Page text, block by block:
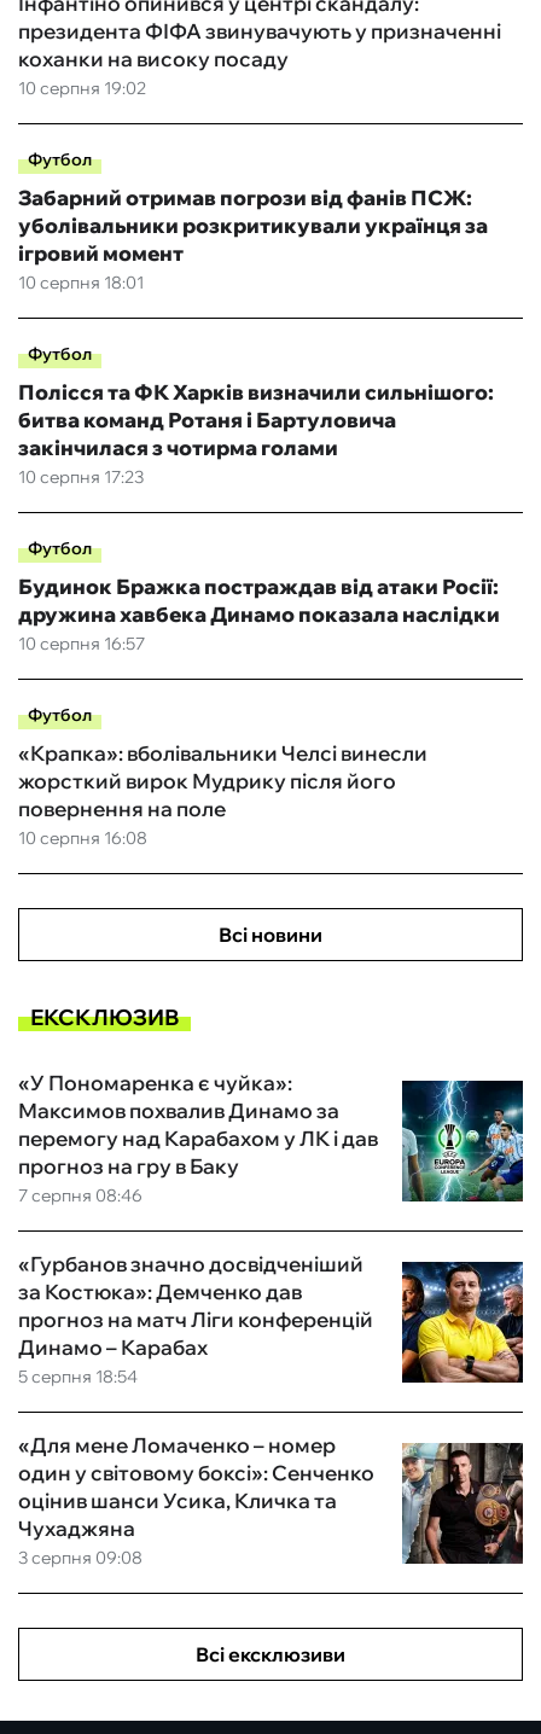
10 серпня 19:02
президента ФІФА звинувачують у призначенні
коханки на високу посаду
Футбол
10 серпня 18:01
Забарний отримав погрози від фанів ПСЖ:
уболівальники розкритикували українця за
ігровий момент
Футбол
10 серпня 17:23
Полісся та ФК Харків визначили сильнішого:
битва команд Ротаня і Бартуловича
закінчилася з чотирма голами
Футбол
10 серпня 16:57
Будинок Бражка постраждав від атаки Росії:
дружина хавбека Динамо показала наслідки
Футбол
10 серпня 16:08
«Крапка»: вболівальники Челсі винесли
жорсткий вирок Мудрику після його
повернення на поле
Всі новини
ЕКСКЛЮЗИВ
7 серпня 08:46
«У Пономаренка є чуйка»:
Максимов похвалив Динамо за
перемогу над Карабахом у ЛК і дав
прогноз на гру в Баку
5 серпня 18:54
«Гурбанов значно досвідченіший
за Костюка»: Демченко дав
прогноз на матч Ліги конференцій
Динамо – Карабах
3 серпня 09:08
«Для мене Ломаченко – номер
один у світовому боксі»: Сенченко
оцінив шанси Усика, Кличка та
Чухаджяна
Всі ексклюзиви